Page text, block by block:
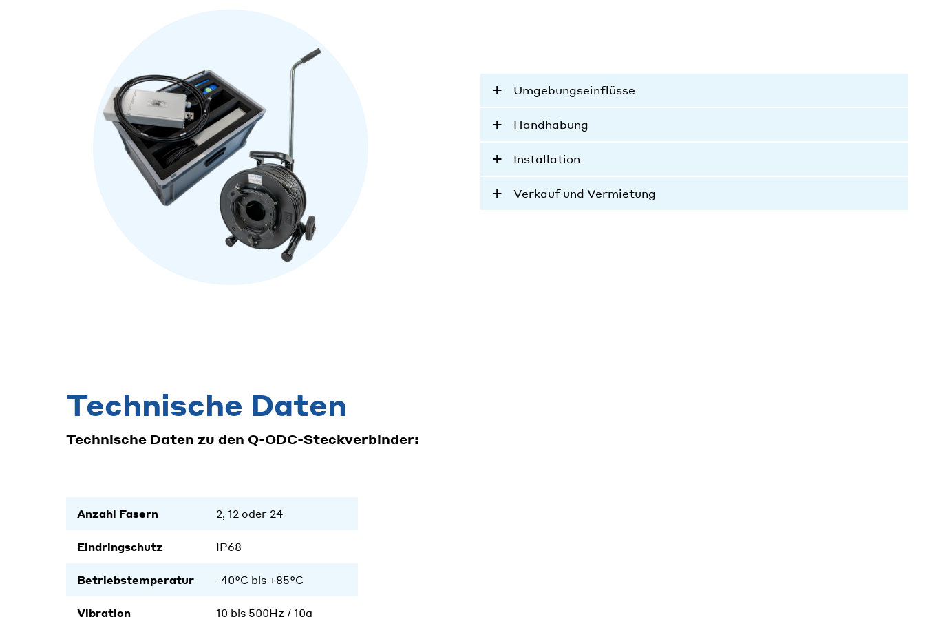
Umgebungseinflüsse
Handhabung
Installation
Verkauf und Vermietung
Technische Daten
Technische Daten zu den Q-ODC-Steckverbinder:
Anzahl Fasern 2, 12 oder 24
Eindringschutz IP68
Betriebstemperatur -40°C bis +85°C
Vibration 10 bis 500Hz / 10g